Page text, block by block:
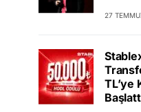
27
TL’ye